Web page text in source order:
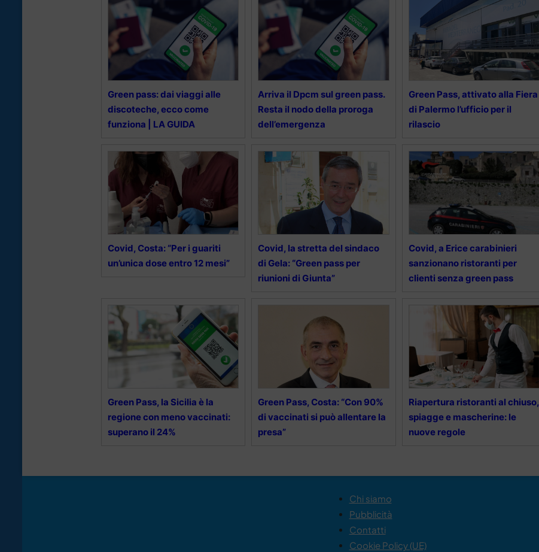
Green pass: dai viaggi alle
discoteche, ecco come
funziona | LA GUIDA
Arriva il Dpcm sul green pass.
Resta il nodo della proroga
dell’emergenza
Green Pass, attivato alla Fiera
di Palermo l’ufficio per il
rilascio
Covid, Costa: “Per i guariti
un’unica dose entro 12 mesi”
Covid, la stretta del sindaco
di Gela: “Green pass per
riunioni di Giunta”
Covid, a Erice carabinieri
sanzionano ristoranti per
clienti senza green pass
Green Pass, la Sicilia è la
regione con meno vaccinati:
superano il 24%
Green Pass, Costa: “Con 90%
di vaccinati si può allentare la
presa”
Riapertura ristoranti al chiuso,
spiagge e mascherine: le
nuove regole
Chi siamo
Pubblicità
Contatti
Cookie Policy (UE)